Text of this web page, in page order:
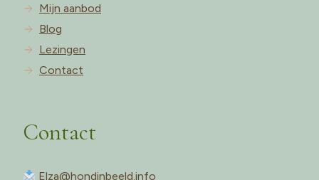
Mijn aanbod
Blog
Lezingen
Contact
Contact
Elza@hondinbeeld.info